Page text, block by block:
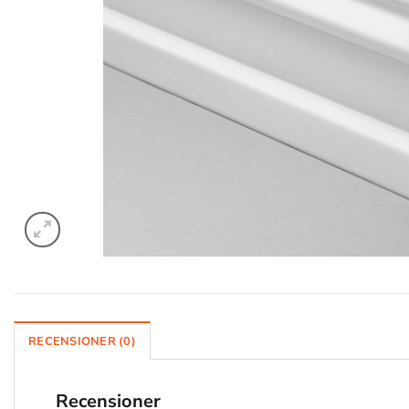
RECENSIONER (0)
Recensioner